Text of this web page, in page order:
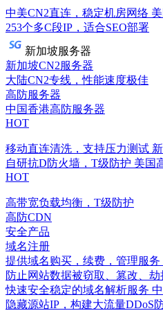
中美CN2直连，稳定机房网络
253个多C段IP，适合SEO部署
新加坡服务器
新加坡CN2服务器
大陆CN2专线，性能速度极佳
高防服务器
中国香港高防服务器
HOT
移动直连清洗，支持压力测试
自研抗D防火墙，T级防护 美国
HOT
高带宽负载均衡，T级防护
高防CDN
安全产品
域名注册
提供域名购买，续费，管理服务
防止网站数据被窃取、篡改、劫
快速安全稳定的域名解析服务
隐藏源站IP，构建大流量DDoS